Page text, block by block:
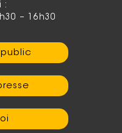
:
– 16h30